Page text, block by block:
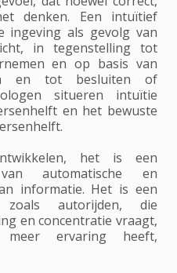
denken. Een intuïtief
ingeving als gevolg van
in tegenstelling tot
en op basis van
en tot besluiten of
situeren intuïtie
en het bewuste
het is een
automatische en
informatie. Het is een
zoals autorijden, die
en concentratie vraagt,
ervaring heeft,